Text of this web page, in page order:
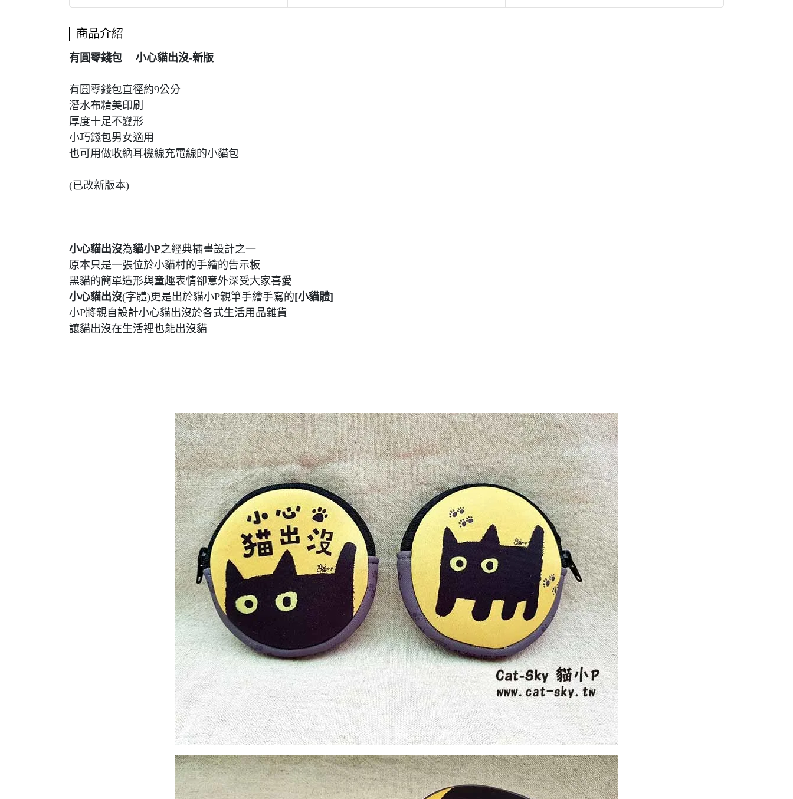
商品介紹
有圓零錢包 小心貓出沒-新版
有圓零錢包直徑約9公分
潛水布精美印刷
厚度十足不變形
小巧錢包男女適用
也可用做收納耳機線充電線的小貓包
(已改新版本)
小心貓出沒為貓小P之經典插畫設計之一
原本只是一張位於小貓村的手繪的告示板
黑貓的簡單造形與童趣表情卻意外深受大家喜愛
小心貓出沒(字體)更是出於貓小P親筆手繪手寫的[小貓體]
小P將親自設計小心貓出沒於各式生活用品雜貨
讓貓出沒在生活裡也能出沒貓